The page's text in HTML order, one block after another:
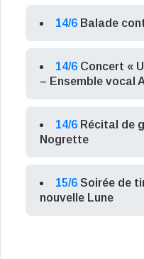
14/6 Balade
14/6 Concert «
– Ensemble vocal
14/6 Récital de
Nogrette
15/6 Soirée de
nouvelle Lune